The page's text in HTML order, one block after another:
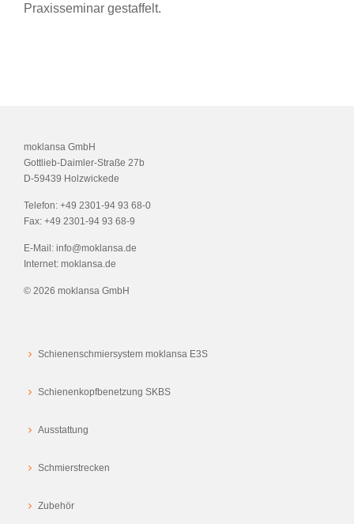
Praxisseminar gestaffelt.
moklansa GmbH
Gottlieb-Daimler-Straße 27b
D-59439 Holzwickede
Telefon: +49 2301-94 93 68-0
Fax: +49 2301-94 93 68-9
E-Mail: info@moklansa.de
Internet: moklansa.de
© 2026 moklansa GmbH
Schienenschmiersystem moklansa E3S
Schienenkopfbenetzung SKBS
Ausstattung
Schmierstrecken
Zubehör